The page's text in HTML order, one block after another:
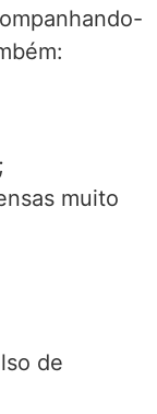
muito
de